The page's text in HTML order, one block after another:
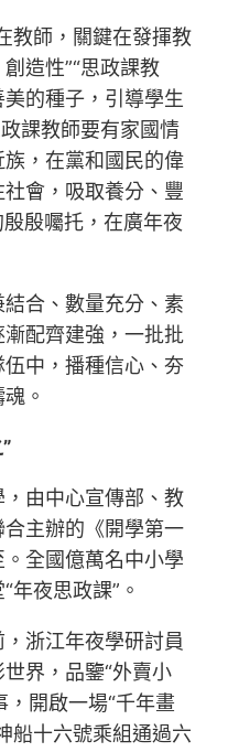
教師，關鍵在發揮教
造性”“思政課教
的種子，引導學生
課教師要有家國情
，在黨和國民的偉
會，吸取養分、豐
殷囑托，在廣年夜
合、數量充分、素
配齊建強，一批批
中，播種信心、夯
。
由中心宣傳部、教
主辦的《開學第一
全國億萬名中小學
年夜思政課”。
浙江年夜學研討員
界，品鑒“外賣小
，開啟一場“千年畫
船十六號乘組通過六